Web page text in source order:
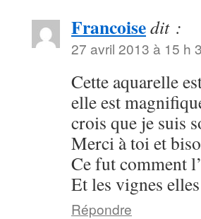
Francoisedit :
27 avril 2013 à 15 h
Cette aquarelle
elle est
crois que je suis
Merci à toi et
Ce fut comment
Et les vignes
Répondre